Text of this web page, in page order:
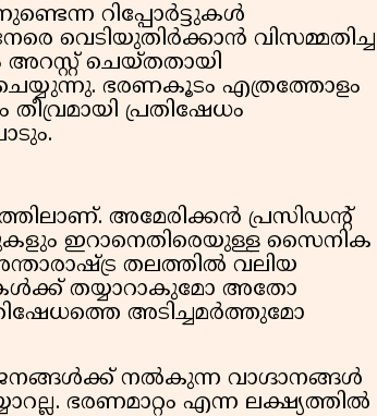
റിപ്പോർട്ടുകൾ
വെടിയുതിർക്കാൻ വിസമ്മതിച്ച
ചെയ്തതായി
ഭരണകൂടം എത്രത്തോളം
പ്രതിഷേധം
അമേരിക്കൻ പ്രസിഡന്റ്
ഇറാനെതിരെയുള്ള സൈനിക
തലത്തിൽ വലിയ
തയ്യാറാകുമോ അതോ
അടിച്ചമർത്തുമോ
നൽകുന്ന വാഗ്ദാനങ്ങൾ
ഭരണമാറ്റം എന്ന ലക്ഷ്യത്തിൽ